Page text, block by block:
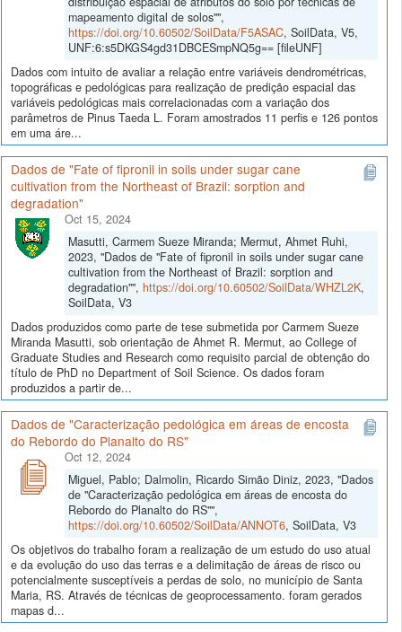
mapeamento digital de solos"",
https://doi.org/10.60502/SoilData/F5ASAC, SoilData, V5,
UNF:6:s5DKGS4gd31DBCESmpNQ5g== [fileUNF]
Dados com intuito de avaliar a relação entre variáveis dendrométricas,
topográficas e pedológicas para realização de predição espacial das
variáveis pedológicas mais correlacionadas com a variação dos
parâmetros de Pinus Taeda L. Foram amostrados 11 perfis e 126 pontos
em uma áre...
Dados de "Fate of fipronil in soils under sugar cane
cultivation from the Northeast of Brazil: sorption and
degradation"
Oct 15, 2024
Masutti, Carmem Sueze Miranda; Mermut, Ahmet Ruhi,
2023, "Dados de "Fate of fipronil in soils under sugar cane
cultivation from the Northeast of Brazil: sorption and
degradation"", https://doi.org/10.60502/SoilData/WHZL2K,
SoilData, V3
Dados produzidos como parte de tese submetida por Carmem Sueze
Miranda Masutti, sob orientação de Ahmet R. Mermut, ao College of
Graduate Studies and Research como requisito parcial de obtenção do
título de PhD no Department of Soil Science. Os dados foram
produzidos a partir de...
Dados de "Caracterização pedológica em áreas de encosta
do Rebordo do Planalto do RS"
Oct 12, 2024
Miguel, Pablo; Dalmolin, Ricardo Simão Diniz, 2023, "Dados
de "Caracterização pedológica em áreas de encosta do
Rebordo do Planalto do RS"",
https://doi.org/10.60502/SoilData/ANNOT6, SoilData, V3
Os objetivos do trabalho foram a realização de um estudo do uso atual
e da evolução do uso das terras e a delimitação de áreas de risco ou
potencialmente susceptíveis a perdas de solo, no município de Santa
Maria, RS. Através de técnicas de geoprocessamento. foram gerados
mapas d...